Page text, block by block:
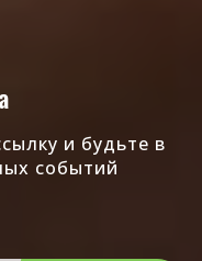
и будьте в
событий